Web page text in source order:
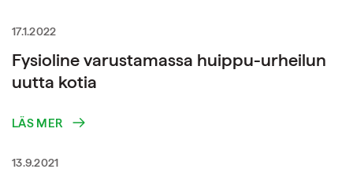
17.1.2022
Fysioline varustamassa huippu-urheilun
uutta kotia
LÄS MER
13.9.2021